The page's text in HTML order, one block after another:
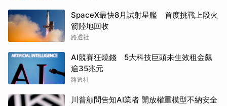
涵蓋
SpaceX最快8月試射星艦 首度挑戰上段火
箭陸地回收
路透社
AI競賽狂燒錢 5大科技巨頭未生效租金飆
逾35兆元
路透社
川普顧問告知AI業者 開放權重模型不納安全